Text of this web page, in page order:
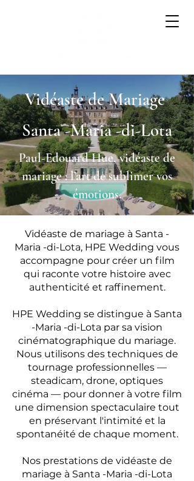
Vidéaste de Mariage
Santa -Maria -di-Lota
Paul-Edouard Hue, vidéaste de
mariage : l’art de sublimer vos
émotions.
Vidéaste de mariage à Santa -
Maria -di-Lota, HPE Wedding vous
accompagne pour créer un film
qui raconte votre histoire avec
authenticité et raffinement.
HPE Wedding se distingue à Santa
-Maria -di-Lota par sa vision
cinématographique du mariage.
Nous utilisons des techniques de
tournage professionnelles —
steadicam, drone, optiques
cinéma — pour donner à votre film
une dimension spectaculaire tout
en préservant l'intimité et la
spontanéité de chaque moment.
Nos prestations de vidéaste de
mariage à Santa -Maria -di-Lota